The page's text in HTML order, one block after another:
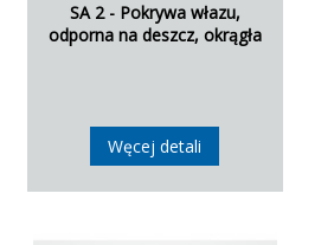
SA 2 - Pokrywa włazu,
odporna na deszcz, okrągła
Węcej detali